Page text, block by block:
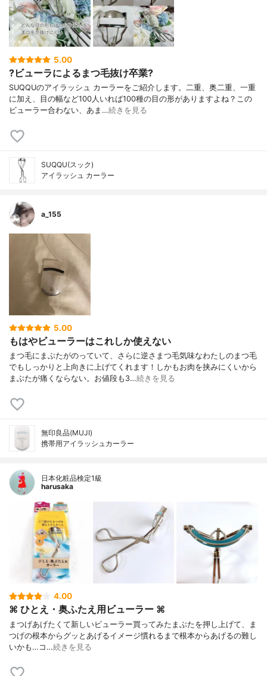
5.00
?ビューラによるまつ毛抜け卒業?
SUQQUのアイラッシュ カーラーをご紹介します。二重、奥二重、一重
に加え、目の幅など100人いれば100種の目の形がありますよね？この
ビューラー合わない、あま…続きを見る
SUQQU(スック)
アイラッシュ カーラー
a_155
5.00
もはやビューラーはこれしか使えない
まつ毛にまぶたがのっていて、さらに逆さまつ毛気味なわたしのまつ毛
でもしっかりと上向きに上げてくれます！しかもお肉を挟みにくいから
まぶたが痛くならない。お値段も3…続きを見る
無印良品(MUJI)
携帯用アイラッシュカーラー
日本化粧品検定1級
harusaka
4.00
⌘ ひとえ・奥ふたえ用ビューラー ⌘
まつげあげたくて新しいビューラー買ってみたまぶたを押し上げて、ま
つげの根本からグッとあげるイメージ慣れるまで根本からあげるの難し
いかも…コ…続きを見る